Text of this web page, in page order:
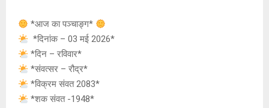
at
s
A
p
p
b
o
o
k
a
g n
*आज का पञ्चाङ्ग*
*दिनांक – 03 मई 2026*
*दिन – रविवार*
*संवत्सर – रौद्र*
*विक्रम संवत 2083*
*शक संवत -1948*